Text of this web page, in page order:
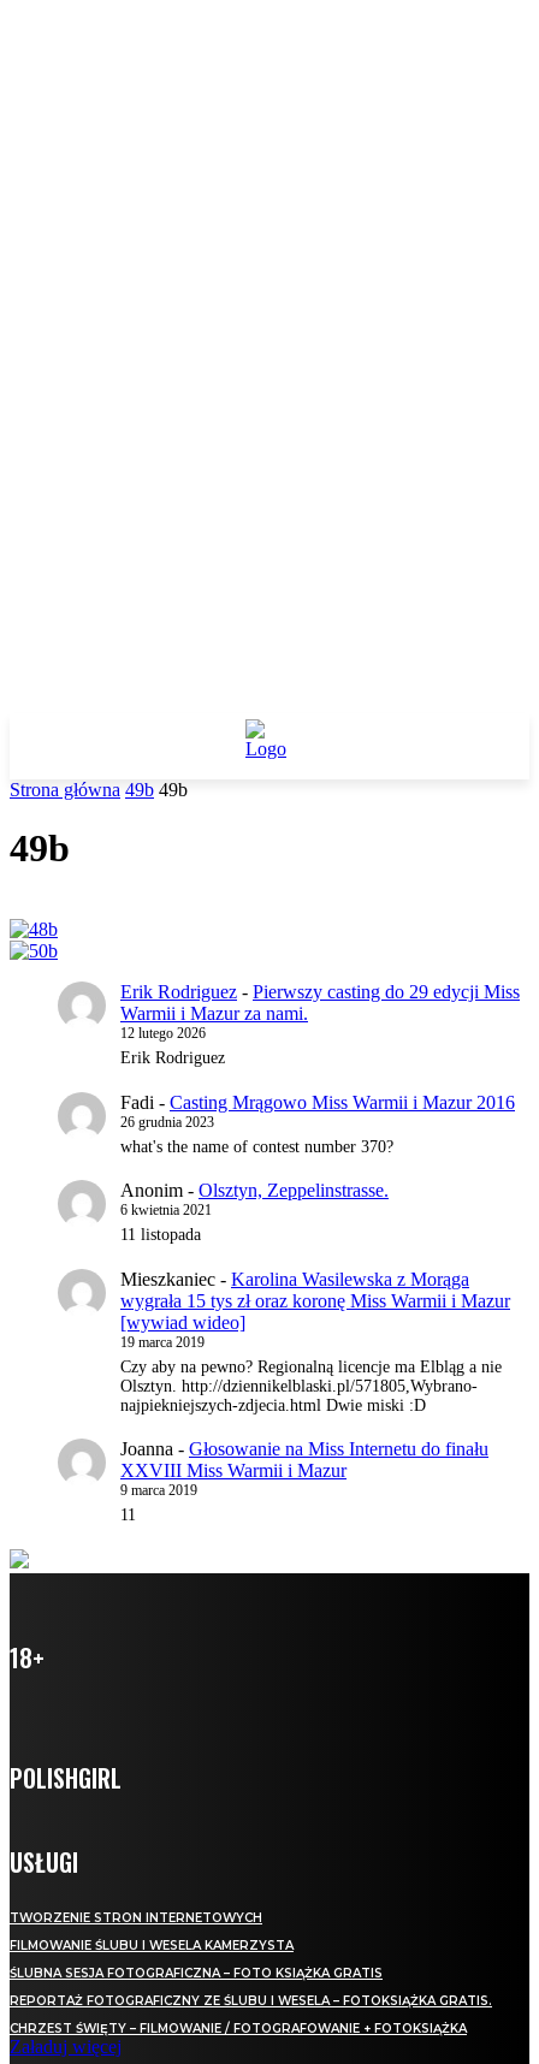
Strona główna 49b 49b
49b
Erik Rodriguez - Pierwszy casting do 29 edycji Miss
Warmii i Mazur za nami.
12 lutego 2026
Erik Rodriguez
Fadi - Casting Mrągowo Miss Warmii i Mazur 2016
26 grudnia 2023
what's the name of contest number 370?
Anonim - Olsztyn, Zeppelinstrasse.
6 kwietnia 2021
11 listopada
Mieszkaniec - Karolina Wasilewska z Morąga
wygrała 15 tys zł oraz koronę Miss Warmii i Mazur
[wywiad wideo]
19 marca 2019
Czy aby na pewno? Regionalną licencje ma Elbląg a nie
Olsztyn. http://dziennikelblaski.pl/571805,Wybrano-
najpiekniejszych-zdjecia.html Dwie miski :D
Joanna - Głosowanie na Miss Internetu do finału
XXVIII Miss Warmii i Mazur
9 marca 2019
11
18+
POLISHGIRL
USŁUGI
TWORZENIE STRON INTERNETOWYCH
FILMOWANIE ŚLUBU I WESELA KAMERZYSTA
ŚLUBNA SESJA FOTOGRAFICZNA – FOTO KSIĄŻKA GRATIS
REPORTAŻ FOTOGRAFICZNY ZE ŚLUBU I WESELA – FOTOKSIĄŻKA GRATIS.
CHRZEST ŚWIĘTY – FILMOWANIE / FOTOGRAFOWANIE + FOTOKSIĄŻKA
Załaduj więcej